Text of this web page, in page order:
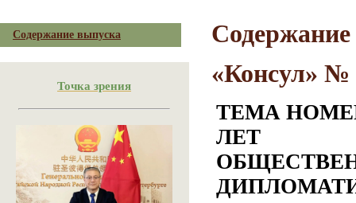
Содержание выпуска
Точка зрения
«Консул» №
ТЕМА
ЛЕТ